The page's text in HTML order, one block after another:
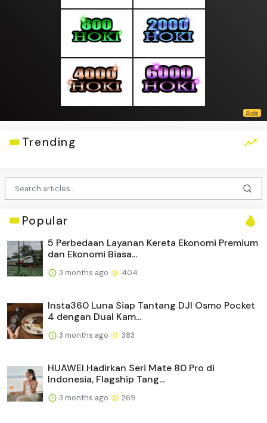
Trending
Popular
5 Perbedaan Layanan Kereta Ekonomi Premium
dan Ekonomi Biasa...
3 months ago 404
Insta360 Luna Siap Tantang DJI Osmo Pocket
4 dengan Dual Kam...
3 months ago 383
HUAWEI Hadirkan Seri Mate 80 Pro di
Indonesia, Flagship Tang...
3 months ago 269